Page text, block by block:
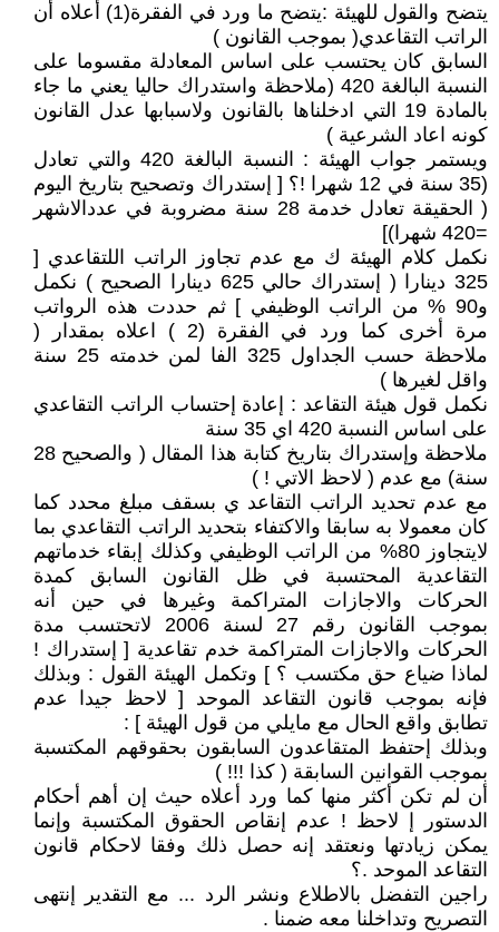
يتضح والقول للهيئة :يتضح ما ورد في الفقرة(1) أعلاه أن
الراتب التقاعدي( بموجب القانون )
السابق كان يحتسب على اساس المعادلة مقسوما على
النسبة البالغة 420 (ملاحظة واستدراك حاليا يعني ما جاء
بالمادة 19 التي ادخلناها بالقانون ولاسبابها عدل القانون
كونه اعاد الشرعية )
ويستمر جواب الهيئة : النسبة البالغة 420 والتي تعادل
(35 سنة في 12 شهرا !؟ [ إستدراك وتصحيح بتاريخ اليوم
( الحقيقة تعادل خدمة 28 سنة مضروبة في عددالاشهر
=420 شهرا)]
نكمل كلام الهيئة ك مع عدم تجاوز الراتب اللتقاعدي [
325 دينارا ( إستدراك حالي 625 دينارا الصحيح ) نكمل
و90 % من الراتب الوظيفي ] ثم حددت هذه الرواتب
مرة أخرى كما ورد في الفقرة (2 ) اعلاه بمقدار (
ملاحظة حسب الجداول 325 الفا لمن خدمته 25 سنة
واقل لغيرها )
نكمل قول هيئة التقاعد : إعادة إحتساب الراتب التقاعدي
على اساس النسبة 420 اي 35 سنة
ملاحظة وإستدراك بتاريخ كتابة هذا المقال ( والصحيح 28
سنة) مع عدم ( لاحظ الاتي ! )
مع عدم تحديد الراتب التقاعد ي بسقف مبلغ محدد كما
كان معمولا به سابقا والاكتفاء بتحديد الراتب التقاعدي بما
لايتجاوز 80% من الراتب الوظيفي وكذلك إبقاء خدماتهم
التقاعدية المحتسبة في ظل القانون السابق كمدة
الحركات والاجازات المتراكمة وغيرها في حين أنه
بموجب القانون رقم 27 لسنة 2006 لاتحتسب مدة
الحركات والاجازات المتراكمة خدم تقاعدية [ إستدراك !
لماذا ضياع حق مكتسب ؟ ] وتكمل الهيئة القول : وبذلك
فإنه بموجب قانون التقاعد الموحد [ لاحظ جيدا عدم
تطابق واقع الحال مع مايلي من قول الهيئة ] :
وبذلك إحتفظ المتقاعدون السابقون بحقوقهم المكتسبة
بموجب القوانين السابقة ( كذا !!! )
أن لم تكن أكثر منها كما ورد أعلاه حيث إن أهم أحكام
الدستور إ لاحظ ! عدم إنقاص الحقوق المكتسبة وإنما
يمكن زيادتها ونعتقد إنه حصل ذلك وفقا لاحكام قانون
التقاعد الموحد .؟
راجين التفضل بالاطلاع ونشر الرد ... مع التقدير إنتهى
التصريح وتداخلنا معه ضمنا .